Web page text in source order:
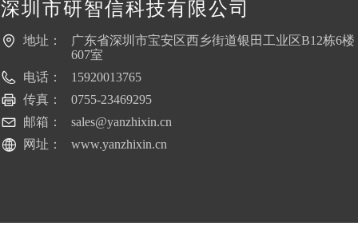
深圳市研智信科技有限公司
地址：
广东省深圳市宝安区西乡街道银田工业区B12栋6楼
607室
电话：
15920013765
传真：
0755-23469295
邮箱：
sales@yanzhixin.cn
网址：
www.yanzhixin.cn